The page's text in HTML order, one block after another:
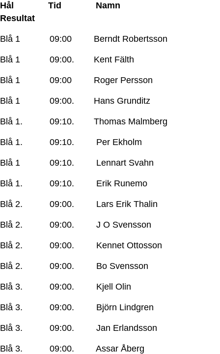
Hål Tid Namn
Resultat
Blå 1 09:00 Berndt Robertsson
Blå 1 09:00. Kent Fälth
Blå 1 09:00 Roger Persson
Blå 1 09:00. Hans Grunditz
Blå 1. 09:10. Thomas Malmberg
Blå 1. 09:10. Per Ekholm
Blå 1 09:10. Lennart Svahn
Blå 1. 09:10. Erik Runemo
Blå 2. 09:00. Lars Erik Thalin
Blå 2. 09:00. J O Svensson
Blå 2. 09:00. Kennet Ottosson
Blå 2. 09:00. Bo Svensson
Blå 3. 09:00. Kjell Olin
Blå 3. 09:00. Björn Lindgren
Blå 3. 09:00. Jan Erlandsson
Blå 3. 09:00. Assar Åberg